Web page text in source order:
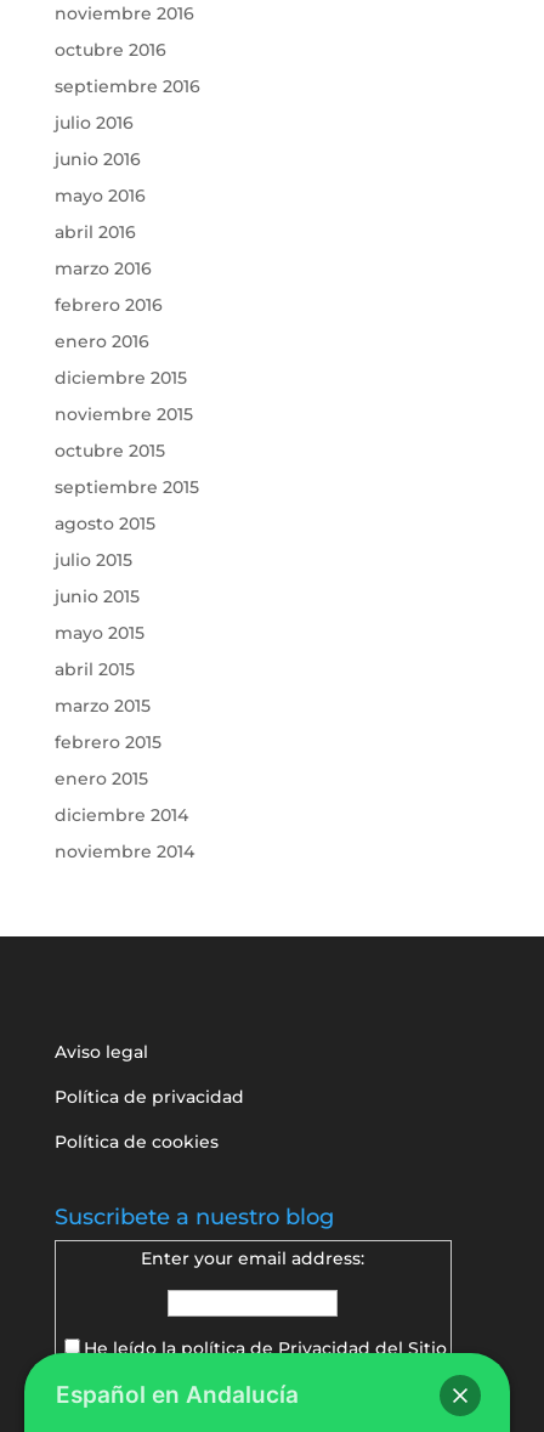
noviembre 2016
octubre 2016
septiembre 2016
julio 2016
junio 2016
mayo 2016
abril 2016
marzo 2016
febrero 2016
enero 2016
diciembre 2015
noviembre 2015
octubre 2015
septiembre 2015
agosto 2015
julio 2015
junio 2015
mayo 2015
abril 2015
marzo 2015
febrero 2015
enero 2015
diciembre 2014
noviembre 2014
Aviso legal
Política de privacidad
Política de cookies
Suscribete a nuestro blog
Enter your email address:
He leído la política dePrivacidad del Sitio
Español en Andalucía